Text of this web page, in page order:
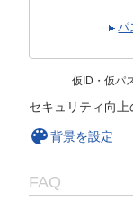
パ
仮ID・仮パ
セキュリティ向上
背景を設定
FAQ